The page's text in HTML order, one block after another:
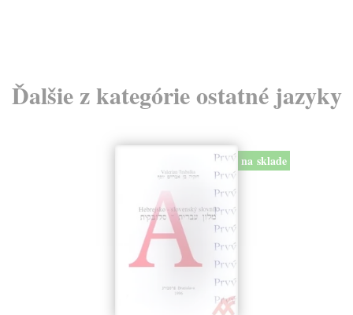
Ďalšie z kategórie ostatné jazyky
na sklade